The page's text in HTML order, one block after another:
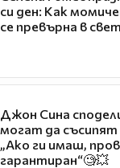
си ден: Как
се превърна в
Джон Сина
могат да съсипят
„Ако ги имаш,
гарантиран“🧐💥